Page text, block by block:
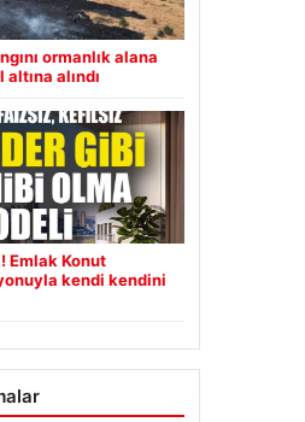
ormanlık alana
alındı
Emlak Konut
kendi kendini